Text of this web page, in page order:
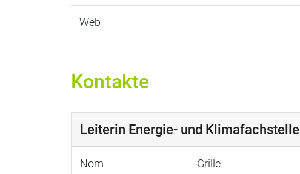
Web
Kontakte
Leiterin Energie- und Klimafachstelle
Nom Grille